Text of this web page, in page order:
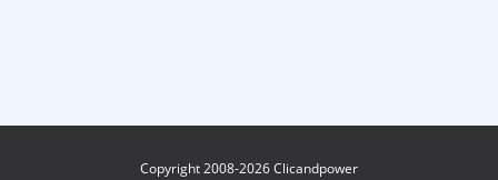
Copyright 2008-2026 Clicandpower